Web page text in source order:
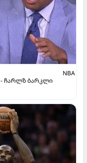
NBA
- ჩარლზ ბარკლი